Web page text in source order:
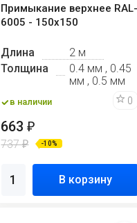
Примыкание верхнее
6005 - 150х150
Длина
2 м
Толщина
0.4 мм , 0.45
мм , 0.5 мм
в наличии 0
663₽
737₽ -10%
В корзину